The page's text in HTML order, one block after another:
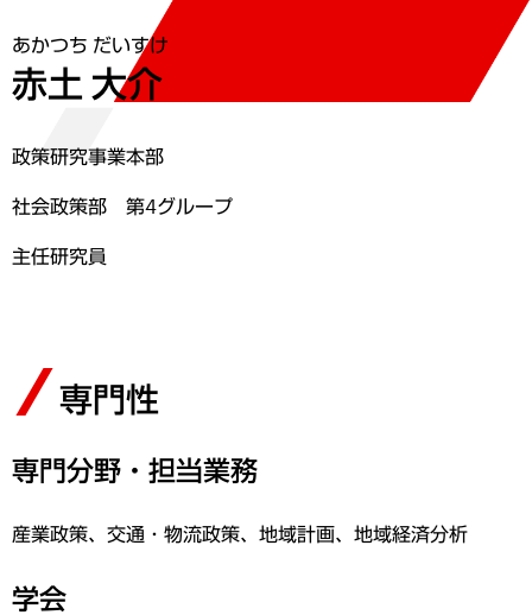
あかつち だいすけ
赤土 大介
政策研究事業本部
社会政策部 第4グループ
主任研究員
専門性
専門分野・担当業務
産業政策、交通・物流政策、地域計画、地域経済分析
学会